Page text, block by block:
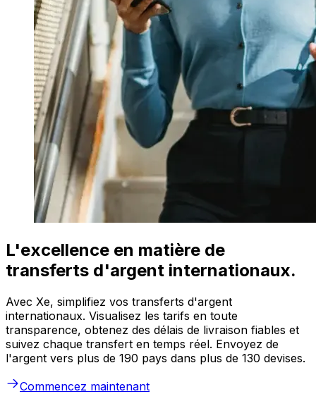
L'excellence en matière de
transferts d'argent internationaux.
Avec Xe, simplifiez vos transferts d'argent
internationaux. Visualisez les tarifs en toute
transparence, obtenez des délais de livraison fiables et
suivez chaque transfert en temps réel. Envoyez de
l'argent vers plus de 190 pays dans plus de 130 devises.
Commencez maintenant